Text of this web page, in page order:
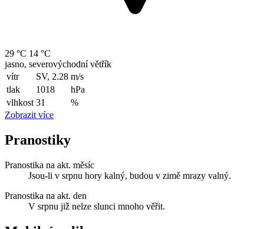
29 °C 14 °C
jasno, severovýchodní větřík
vítr
SV, 2.28 m/s
tlak
1018
hPa
vlhkost 31
%
Zobrazit více
Pranostiky
Pranostika na akt. měsíc
Jsou-li v srpnu hory kalný, budou v zimě mrazy valný.
Pranostika na akt. den
V srpnu již nelze slunci mnoho věřit.